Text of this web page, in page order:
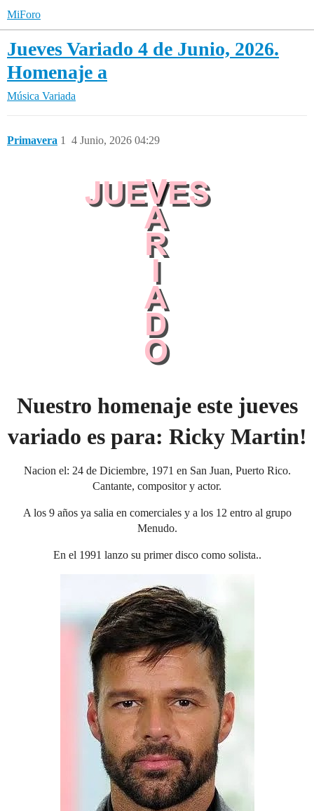
MiForo
Jueves Variado 4 de Junio, 2026.
Homenaje a
Música Variada
Primavera 4 Junio, 2026 04:29
1
Nuestro homenaje este jueves
variado es para: Ricky Martin!
Nacion el: 24 de Diciembre, 1971 en San Juan, Puerto Rico.
Cantante, compositor y actor.
A los 9 años ya salia en comerciales y a los 12 entro al grupo
Menudo.
En el 1991 lanzo su primer disco como solista..